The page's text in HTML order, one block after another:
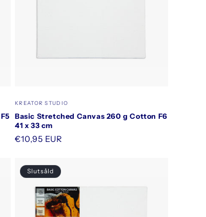
Säljare:
KREATOR STUDIO
Basic Stretched Canvas 260 g Cotton F6
41 x 33 cm
Ordinarie
€10,95 EUR
Slutsåld